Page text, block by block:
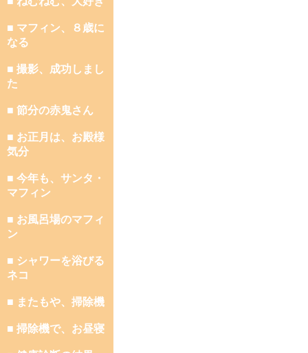
■ マフィン、８歳に
なる
■ 撮影、成功しまし
た
■ 節分の赤鬼さん
■ お正月は、お殿様
気分
■ 今年も、サンタ・
マフィン
■ お風呂場のマフィ
ン
■ シャワーを浴びる
ネコ
■ またもや、掃除機
■ 掃除機で、お昼寝